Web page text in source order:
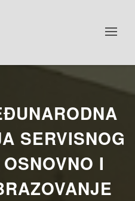
SERVISNOG
I